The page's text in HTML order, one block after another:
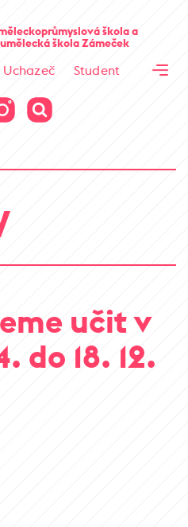
školaa
školaZámeček
Uchazeč
Student
učit v
do 18. 12.